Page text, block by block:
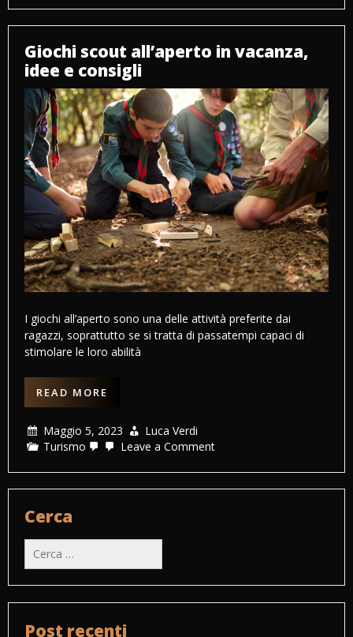
quali
servizi
online
Giochi scout all’aperto in vacanza,
idee e consigli
I giochi all’aperto sono una delle attività preferite dai
ragazzi, soprattutto se si tratta di passatempi capaci di
stimolare le loro abilità
READ MORE
Maggio 5, 2023
Luca Verdi
Turismo
Leave a Commenton
scout
Cerca
Ricerca
per:
Post recenti